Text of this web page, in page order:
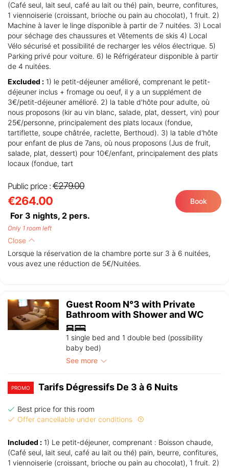
(Café seul, lait seul, café au lait ou thé) pain, beurre, confitures,
1 viennoiserie (croissant, brioche ou pain au chocolat), 1 fruit. 2)
Machine à laver le linge disponible à partir de 7 nuitées. 3) Local
pour séchage des chaussures et Vêtements de skis 4) Local
Vélo sécurisé et possibilité de recharger les vélos électrique. 5)
Parking privé pour voiture. 6) le Réfrigérateur disponible à partir
de 4 nuitées.
Excluded : 1) le petit-déjeuner amélioré, comprenant le petit-
déjeuner inclus + fromage ou oeuf, il y a un supplément de
3€/petit-déjeuner amélioré. 2) la table d'hôte pour adulte, où
nous proposons (kir au vin blanc, salade, plat, dessert, vin) pour
25€/personne, principalement des plats locaux (fondue,
tartiflette, soupe châtrée, raclette, Berthoud). 3) la table d'hôte
pour enfant de plus de 7ans, où nous proposons (Jus de fruit,
salade, plat, dessert) pour 10€/enfant, principalement des plats
locaux (fondue, tart
Public price : €279.00
€264.00
For 3 nights, 2 pers.
Book
Only 1 room left
Close
Lorsque la réservation de la chambre porte sur 3 à 6 nuitées,
vous avez une réduction de 5€/Nuitées.
Guest Room N°3 with Private
Bathroom with Shower and WC
1 single bed and 1 double bed (possibility
baby bed)
See more
PROMO Tarifs Dégressifs De 3 à 6 Nuits
Best price for this room
Offer cancellable under conditions
Included : 1) Le petit-déjeuner, comprenant : Boisson chaude,
(Café seul, lait seul, café au lait ou thé) pain, beurre, confitures,
1 viennoiserie (croissant, brioche ou pain au chocolat), 1 fruit. 2)